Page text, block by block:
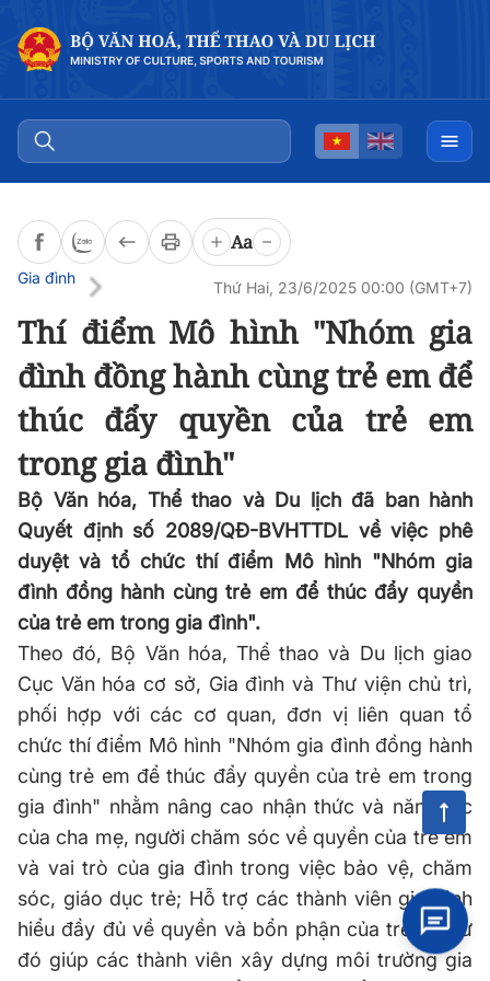
Aa
Gia đình
Thứ Hai, 23/6/2025 00:00 (GMT+7)
Thí điểm Mô hình "Nhóm gia
đình đồng hành cùng trẻ em để
thúc đẩy quyền của trẻ em
trong gia đình"
Bộ Văn hóa, Thể thao và Du lịch đã ban hành
Quyết định số 2089/QĐ-BVHTTDL về việc phê
duyệt và tổ chức thí điểm Mô hình "Nhóm gia
đình đồng hành cùng trẻ em để thúc đẩy quyền
của trẻ em trong gia đình".
Theo đó, Bộ Văn hóa, Thể thao và Du lịch giao
Cục Văn hóa cơ sở, Gia đình và Thư viện chủ trì,
phối hợp với các cơ quan, đơn vị liên quan tổ
chức thí điểm Mô hình "Nhóm gia đình đồng hành
cùng trẻ em để thúc đẩy quyền của trẻ em trong
gia đình" nhằm nâng cao nhận thức và năng lực
của cha mẹ, người chăm sóc về quyền của trẻ em
và vai trò của gia đình trong việc bảo vệ, chăm
sóc, giáo dục trẻ; Hỗ trợ các thành viên gia đình
hiểu đầy đủ về quyền và bổn phận của trẻ em từ
đó giúp các thành viên xây dựng môi trường gia
Đọc bài